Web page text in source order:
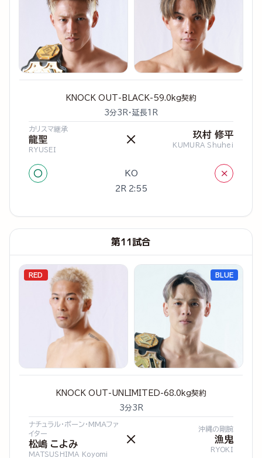
KNOCK OUT-BLACK-59.0kg契約
3分3R・延長1R
カリスマ継承
龍聖
RYUSEI
× 玖村 修平
KUMURA Shuhei
○ KO ×
2R 2:55
第11試合
RED
KNOCK OUT-UNLIMITED-68.0kg契約
3分3R
ナチュラル・ボーン・MMAファ
イター
松嶋 こよみ
MATSUSHIMA Koyomi
×
沖縄の剛腕
漁鬼
RYOKI
BLUE